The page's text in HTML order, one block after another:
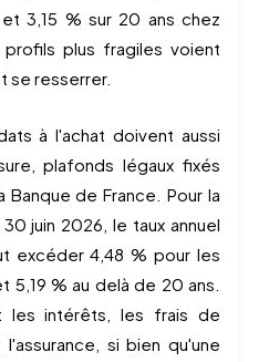
3,15 % sur 20 ans chez
profils plus fragiles voient
se resserrer.
à l'achat doivent aussi
plafonds légaux fixés
de France. Pour la
juin 2026, le taux annuel
excéder 4,48 % pour les
5,19 % au delà de 20 ans.
les intérêts, les frais de
si bien qu'une